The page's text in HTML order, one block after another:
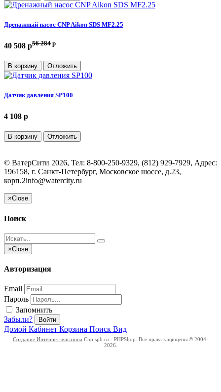
Дренажный насос CNP Aikon SDS MF2.25
40 508 p56 284 p
В корзину Отложить
Датчик давления SP100
4 108 p
В корзину Отложить
© ВатерСити 2026, Тел: 8-800-250-9329, (812) 929-7929, Адрес:
196158, г. Санкт-Петербург, Московское шоссе, д.23,
корп.2info@watercity.ru
×Close
Поиск
×Close
Авторизация
Email
Пароль
Запомнить
Забыли?
Войти
Домой Кабинет Корзина Поиск Вид
Создание Интернет-магазина Cnp.spb.ru - PHPShop. Все права защищены © 2004-
2026.